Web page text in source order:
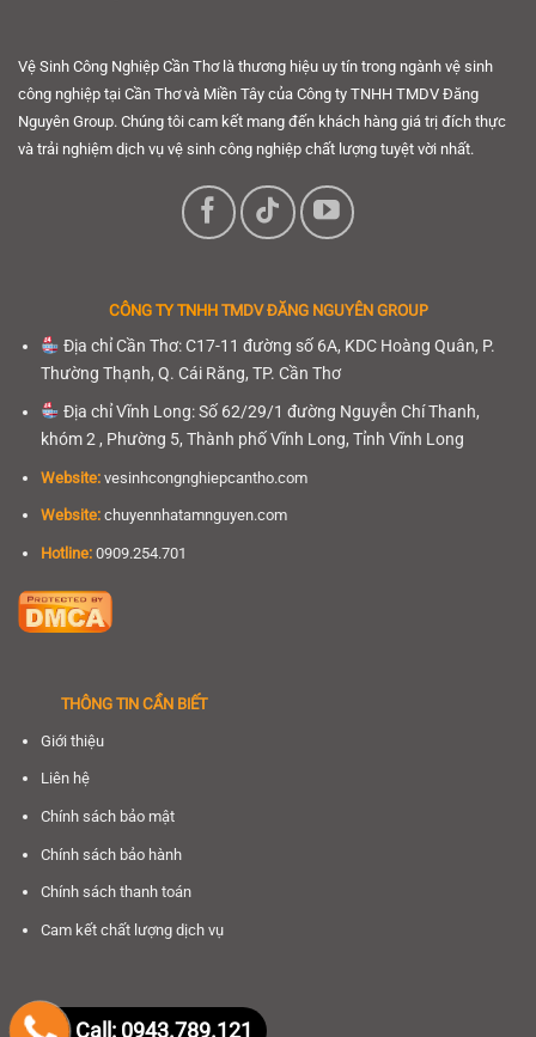
Call: 0943.789.121
Vệ Sinh Công Nghiệp Cần Thơ là thương hiệu uy tín trong ngành vệ sinh
công nghiệp tại Cần Thơ và Miền Tây của Công ty TNHH TMDV Đăng
Nguyên Group. Chúng tôi cam kết mang đến khách hàng giá trị đích thực
và trải nghiệm dịch vụ vệ sinh công nghiệp chất lượng tuyệt vời nhất.
CÔNG TY TNHH TMDV ĐĂNG NGUYÊN GROUP
Địa chỉ Cần Thơ: C17-11 đường số 6A, KDC Hoàng Quân, P.
Thường Thạnh, Q. Cái Răng, TP. Cần Thơ
Địa chỉ Vĩnh Long: Số 62/29/1 đường Nguyễn Chí Thanh,
khóm 2 , Phường 5, Thành phố Vĩnh Long, Tỉnh Vĩnh Long
Website: vesinhcongnghiepcantho.com
Website: chuyennhatamnguyen.com
Hotline: 0909.254.701
THÔNG TIN CẦN BIẾT
Giới thiệu
Liên hệ
Chính sách bảo mật
Chính sách bảo hành
Chính sách thanh toán
Cam kết chất lượng dịch vụ